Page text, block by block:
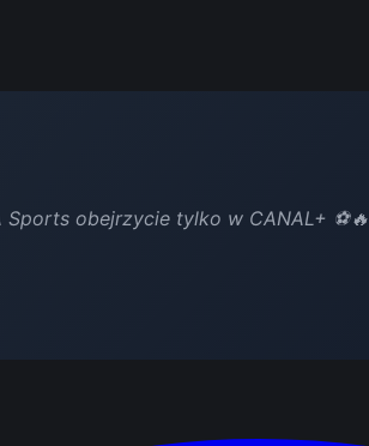
Sports obejrzycie tylko w CANAL+ ⚽🔥